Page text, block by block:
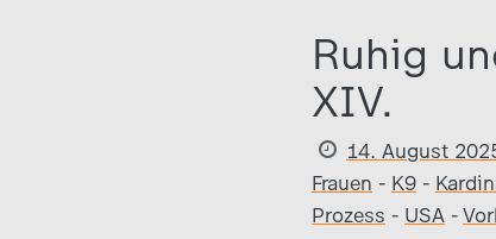
Ruhig
XIV.
14. August
Frauen - K9 -
Prozess - USA -